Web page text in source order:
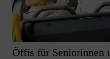
Öffis für Seniorinnen